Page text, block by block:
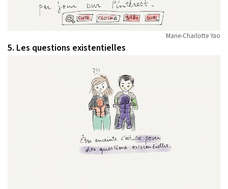
Marie-Charlotte Yao
5. Les questions existentielles